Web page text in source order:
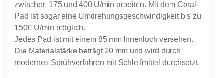
zwischen 175 und 400 U/min arbeiten. Mit dem Coral-
Pad ist sogar eine Umdrehungsgeschwindigkeit bis zu
1500 U/min möglich.
Jedes Pad ist mit einem 85 mm Innenloch versehen.
Die Materialstärke beträgt 20 mm und wird durch
modernes Sprühverfahren mit Schleifmittel durchsetzt.